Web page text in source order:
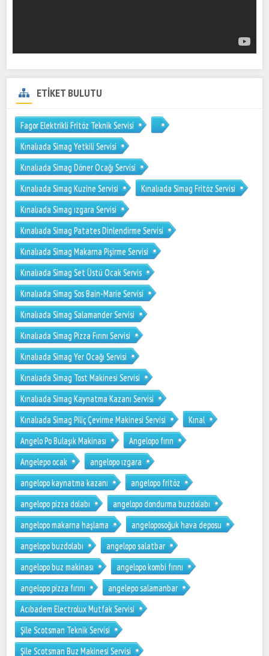
ETİKET BULUTU
Fagor Elektrikli Fritöz Teknik Servisi
Kınalıada Simag Yetkili Servisi
Kınalıada Simag Döner Ocağı Servisi
Kınalıada Simag Kuzine Servisi
Kınalıada Simag Fritöz Servisi
Kınalıada Simag ızgara Servisi
Kınalıada Simag Patates Dinlendirme Servisi
Kınalıada Simag Makarna Pişirme Servisi
Kınalıada Simag Set Üstü Ocak Servis
Kınalıada Simag Sos Bain-Marie Servisi
Kınalıada Simag Salamander Servisi
Kınalıada Simag Pizza Fırını Servisi
Kınalıada Simag Yer Ocağı Servisi
Kınalıada Simag Tost Makinesi Servisi
Kınalıada Simag Kaynatma Kazanı Servisi
Kınalıada Simag Piliç Çevirme Makinesi Servisi
Kınal
Angelo Po Bulaşık Makinası
Angelopo fırın
Angelepo ocak
angelopo ızgara
angelopo kaynatma kazanı
angelopo fritöz
angelopo pizza dolabı
angelopo dondurma buzdolabı
angelopo makarna haşlama
angeloposoğuk hava deposu
angelopo buzdolabı
angelopo salatbar
angelopo buz makinası
angelopo kombi fırını
angelopo pizza fırını
angelepo salamanbar
Acıbadem Electrolux Mutfak Servisi
Şile Scotsman Teknik Servisi
Şile Scotsman Buz Makinesi Servisi